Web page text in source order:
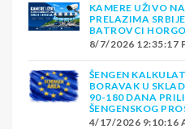
KAMERE UŽIVO
PRELAZIMA
BATROVCI
8/7/2026 12:35:17
ŠENGEN
BORAVAK U
90-180 DANA
ŠENGENSKOG
4/17/2026 9:10:16